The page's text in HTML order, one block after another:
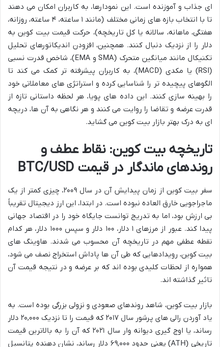
ای جذاب و آموزنده است. این نمودارها، به کاربران امکان می دهند
تا با انتخاب بازه های زمانی مختلف (مانند ۱ ساعته، ۴ ساعته، روزانه،
هفتگی، ماهانه، سالانه یا کل تاریخچه)، حرکت قیمت بیت کوین به
دلار را از نزدیک دنبال کنند. همچنین، افزودن اندیکاتورهای تحلیل
تکنیکال مانند میانگین متحرک (SMA و EMA)، شاخص قدرت نسبی
(RSI) یا مکدی (MACD)، به کاربران پیشرفته تر کمک می کند تا
الگوهای پیچیده تر را شناسایی کرده و استراتژی های معاملاتی خود
را بهینه سازی کنند. این داده های پویا، هر لحظه داستانی تازه از
قدرت عرضه و تقاضا را روایت می کنند و هر نگاهی به آن ها، دریچه
ای به درک بهتر بازار بیت کوین می گشاید.
تاریخچه بیت کوین: نقاط عطف و
روندهای ماندگار در قیمت BTC/USD
سفر بیت کوین از زمان پیدایش آن در سال ۲۰۰۹، چیزی کمتر از یک
ماجراجویی خارق العاده نبوده است. در ابتدا، این ارز دیجیتال تقریباً
بی ارزش بود، اما به تدریج توانست جایگاه خود را در اقتصاد جهانی
پیدا کند. عبور از مرزهای ۱ دلار، ۱۰۰ دلار و سپس ۱۰۰۰ دلار، هر کدام
نقطه عطفی مهم در تاریخچه آن محسوب می شدند. هاوینگ های
بیت کوین، رویدادهایی که طی آن ها پاداش استخراج نصف می شود،
همواره از لحظات کلیدی بوده اند که بر عرضه و در نتیجه قیمت آن
تاثیر گذاشته اند.
بازار بیت کوین، شاهد روندهای صعودی و نزولی بزرگی بوده است. به
یاد آوردن رالی های پرشور سال ۲۰۱۷ که قیمت را تا نزدیک ۲۰,۰۰۰ دلار
رساند، یا اوج گیری دیوانه وار سال ۲۰۲۱ که آن را به بالاترین قیمت
تاریخی (ATH) یعنی حدود ۶۹,۰۰۰ دلار رساند، نشان دهنده پتانسیل